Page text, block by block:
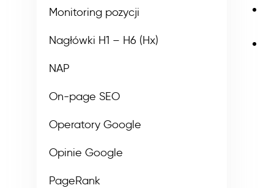
Monitoring pozycji
Nagłówki H1 – H6 (Hx)
NAP
On-page SEO
Operatory Google
Opinie Google
PageRank